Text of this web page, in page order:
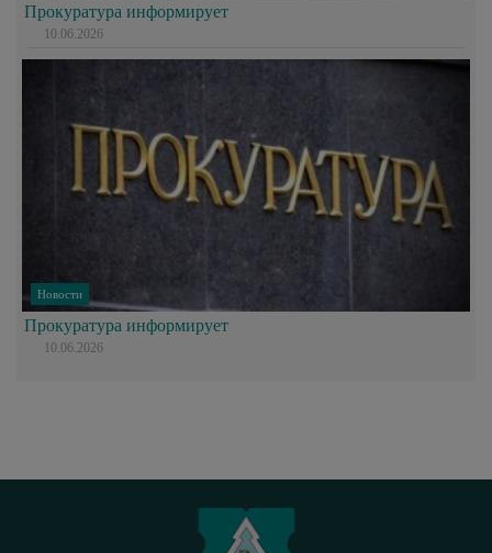
Прокуратура информирует
10.06.2026
Новости
Прокуратура информирует
10.06.2026